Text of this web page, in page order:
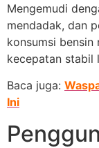
Mengemudi
mendadak, dan
konsumsi bensin
kecepatan stabil
Baca juga:
Ini